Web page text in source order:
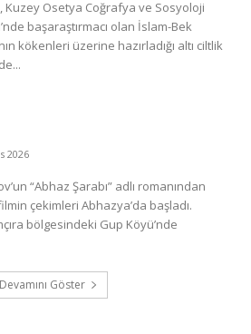
Kuzey Osetya Coğrafya ve Sosyoloji
başaraştırmacı olan İslam-Bek
kökenleri üzerine hazırladığı altı ciltlik
2026
“Abhaz Şarabı” adlı romanından
çekimleri Abhazya’da başladı.
bölgesindeki Gup Köyü’nde
Devamını Göster